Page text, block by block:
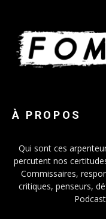
À PROPOS
Qui sont ces
percutent nos
Commissaires,
critiques, penseurs,